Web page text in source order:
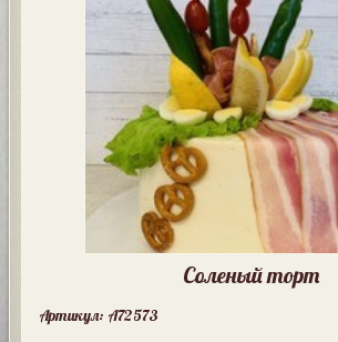
Соленый торт
Артикул: A72573